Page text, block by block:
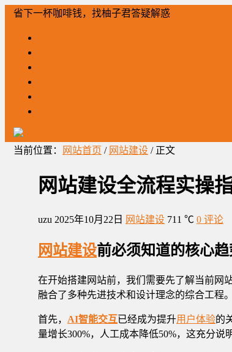
省下一杯咖啡钱，找柚子君答疑解惑
当前位置： 网站首页 / 网站建设 / 正文
网站建设全流程实操
uzu 2025年10月22日 网站建设 711 ℃ 0 评论
网站建设前必须知道的核心趋
在开始搭建网站前，我们需要先了解当前网
融合了多种先进技术和设计理念的综合工程。
首先， AI智能交互已经成为提升用户体验的
量增长300%，人工成本降低50%，这充分说